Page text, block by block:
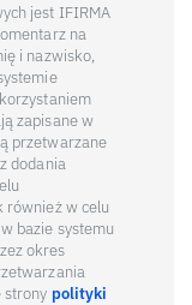
jest IFIRMA
na
i nazwisko,
zapisane w
przetwarzane
dodania
również w celu
bazie systemu
okres
strony polityki